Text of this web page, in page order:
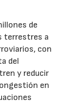
de
terrestres a
con
del
y reducir
en